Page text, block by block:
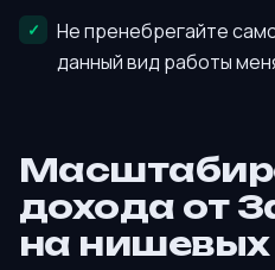
Не пренебрегайте
данный вид работы
дохода от
на нишевых